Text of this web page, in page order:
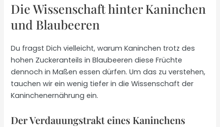
Die Wissenschaft hinter Kaninchen
und Blaubeeren
Du fragst Dich vielleicht, warum Kaninchen trotz des
hohen Zuckeranteils in Blaubeeren diese Früchte
dennoch in Maßen essen dürfen. Um das zu verstehen,
tauchen wir ein wenig tiefer in die Wissenschaft der
Kaninchenernährung ein.
Der Verdauungstrakt eines Kaninchens